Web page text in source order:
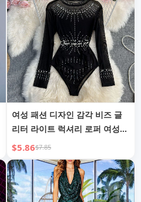
여성 패션 디자인 감각 비즈 글
리터 라이트 럭셔리 로퍼 여성
얇은 템퍼먼트 얇은 상의
$5.86$7.85